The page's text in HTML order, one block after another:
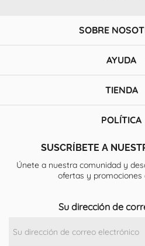
SOBRE
AYUDA
TIENDA
POLÍTICA
SUSCRÍBETE A
Únete a nuestra comunidad y
ofertas y promociones
Su dirección de